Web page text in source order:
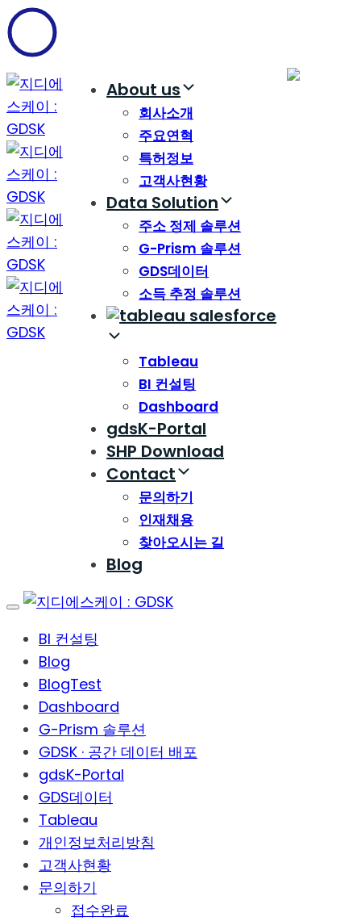
Skip
links
Skip
to
content
About us
회사소개
주요연혁
특허정보
고객사현황
Data Solution
주소 정제 솔루션
G-Prism 솔루션
GDS데이터
소득 추정 솔루션
Tableau
BI 컨설팅
Dashboard
gdsK-Portal
SHP Download
Contact
문의하기
인재채용
찾아오시는 길
Blog
Toggle
BI 컨설팅
Blog
BlogTest
Dashboard
G-Prism 솔루션
GDSK · 공간 데이터 배포
gdsK-Portal
GDS데이터
Tableau
개인정보처리방침
고객사현황
문의하기
접수완료